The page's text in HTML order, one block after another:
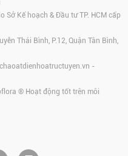
Kế hoạch & Đầu tư TP. HCM cấp
Thái Bình, P.12, Quận Tân Bình,
-
® Hoạt động tốt trên môi